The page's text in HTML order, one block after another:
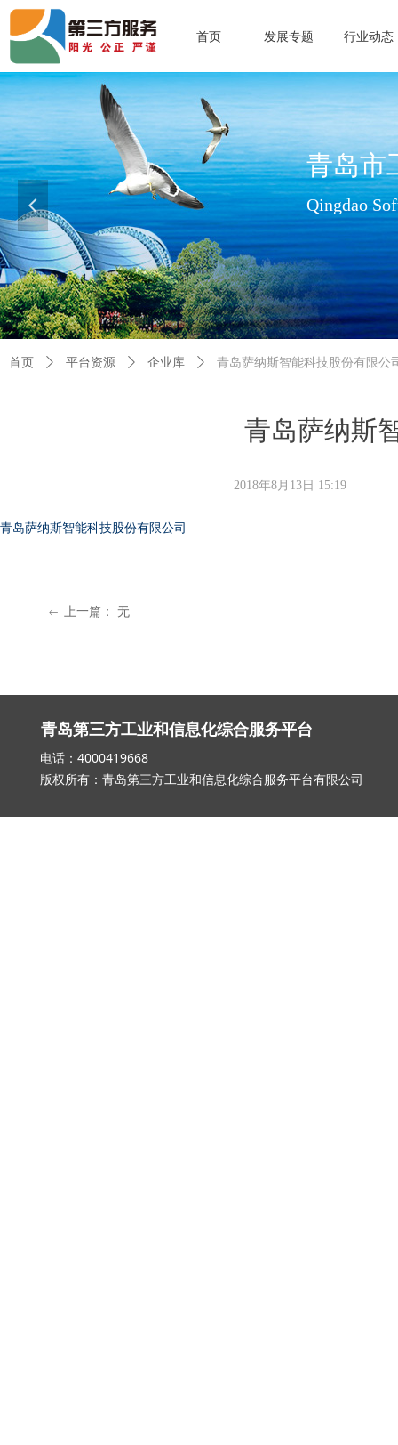
首页 发展专题 行业动态
青岛市
Qingdao
查看更多>>
넳
青岛萨纳斯
首页 ꄲ 平台资源 ꄲ 企业库 ꄲ 青岛萨纳斯智能科技股份有限公
青岛萨纳斯智能科技股份有限公司
2018年8月13日 15:19
ꂃ 上一篇： 无
青岛第三方工业和信息化综合服务平台
电话：4000419668 邮箱：
版权所有：青岛第三方工业和信息化综合服务平台有